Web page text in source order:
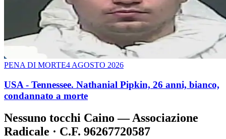
PENA DI MORTE4 AGOSTO 2026
USA - Tennessee. Nathanial Pipkin, 26 anni, bianco,
condannato a morte
Nessuno tocchi Caino — Associazione
Radicale · C.F. 96267720587